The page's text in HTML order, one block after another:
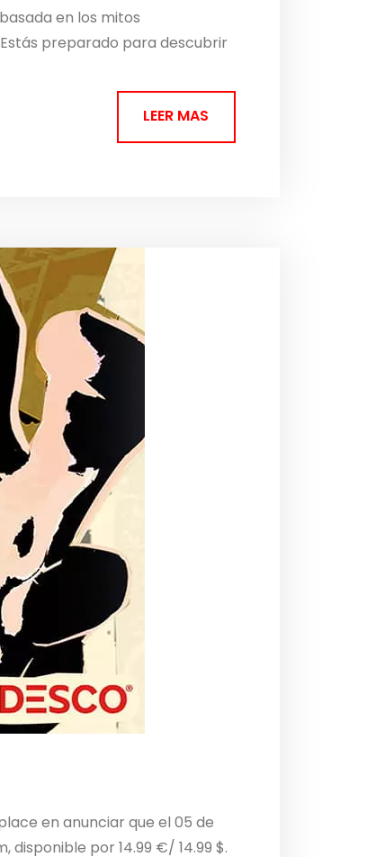
en los mitos
preparado para descubrir
LEER MAS
en anunciar que el 05 de
disponible por 14.99 €/ 14.99 $.